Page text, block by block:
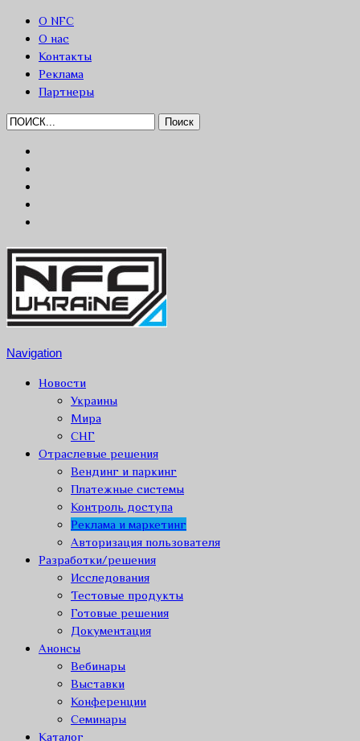
О NFC
О нас
Контакты
Реклама
Партнеры
Navigation
Новости
Украины
Мира
СНГ
Отраслевые решения
Вендинг и паркинг
Платежные системы
Контроль доступа
Реклама и маркетинг
Авторизация пользователя
Разработки/решения
Исследования
Тестовые продукты
Готовые решения
Документация
Анонсы
Вебинары
Выставки
Конференции
Семинары
Каталог